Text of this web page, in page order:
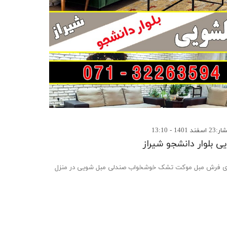
- 13:10
بلوار دانشجو شیراز
فرش مبل موکت تشک خوشخواب صندلی مبل شویی در منزل